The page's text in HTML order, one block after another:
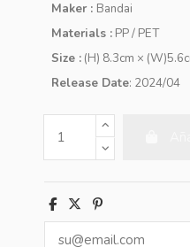
Maker : Bandai
Materials : PP / PET
Size : (H) 8.3cm ×
Release Date: 2024/04